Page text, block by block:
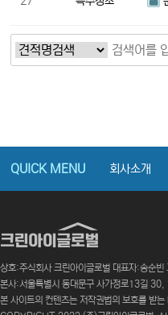
QUICK MENU 회사소개
상호:주식회사 크린아이글로벌 대표자:송
본사:서울특별시 동대문구 사가정로13길
본 사이트의 컨텐츠는 저작권법의 보호를 받